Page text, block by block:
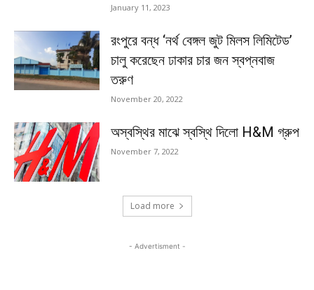
January 11, 2023
রংপুরে বন্ধ ‘নর্থ বেঙ্গল জুট মিলস লিমিটেড’
চালু করেছেন ঢাকার চার জন স্বপ্নবাজ
তরুণ
November 20, 2022
অস্বস্থির মাঝে স্বস্থি দিলো H&M গ্রুপ
November 7, 2022
Load more
- Advertisment -